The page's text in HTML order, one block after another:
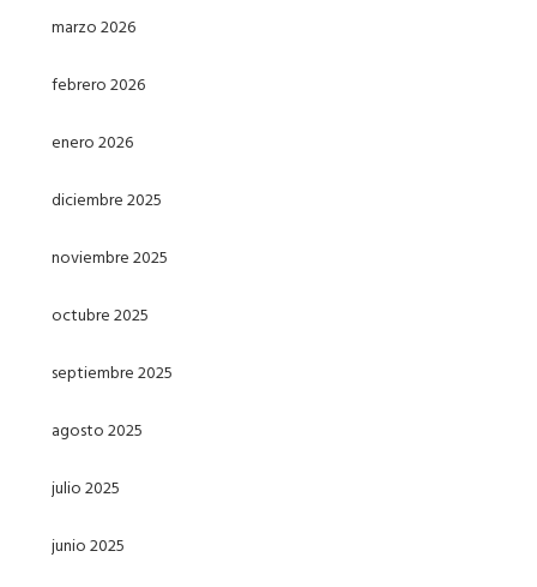
marzo 2026
febrero 2026
enero 2026
diciembre 2025
noviembre 2025
octubre 2025
septiembre 2025
agosto 2025
julio 2025
junio 2025